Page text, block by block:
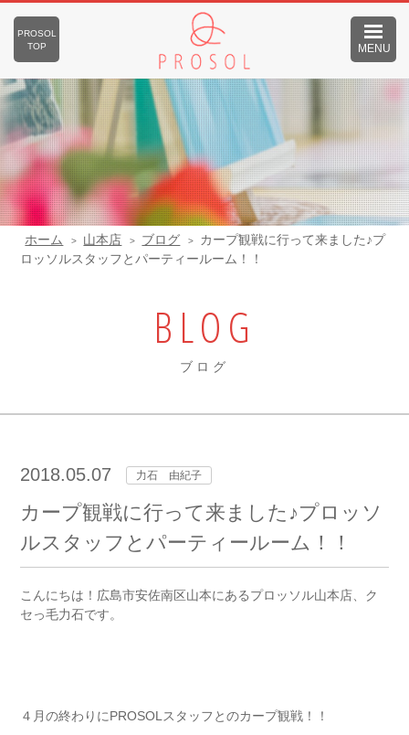
MENU
PROSOL
TOP
ホーム 山本店 ブログ
カープ観戦に行って来ました♪プ
ロッソルスタッフとパーティールーム！！
BLOG
ブログ
2018.05.07 力石 由紀子
カープ観戦に行って来ました♪プロッソ
ルスタッフとパーティールーム！！
こんにちは！広島市安佐南区山本にあるプロッソル山本店、ク
セっ毛力石です。
４月の終わりにPROSOLスタッフとのカープ観戦！！